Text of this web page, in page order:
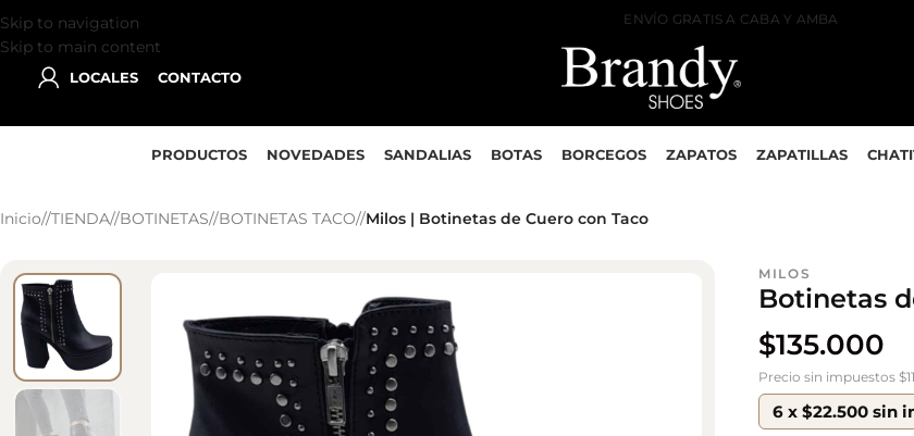
Skip to navigation
Skip to main content
ENVÍO GRATIS A CABA Y AMBA
LOCALES CONTACTO
PRODUCTOS NOVEDADES SANDALIAS BOTAS BORCEGOS ZAPATOS ZAPATILLAS
Inicio/ TIENDA/ BOTINETAS/ BOTINETAS TACO/ Milos | Botinetas de Cuero con Taco
MILOS
Botinetas
$135.000
Precio sin impuestos
6 x $22.500 sin